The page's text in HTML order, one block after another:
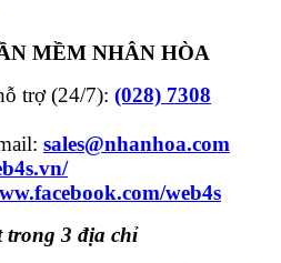
MỀM NHÂN HÒA
trợ (24/7): (028) 7308
sales@nhanhoa.com
web4s
trong 3 địa chỉ